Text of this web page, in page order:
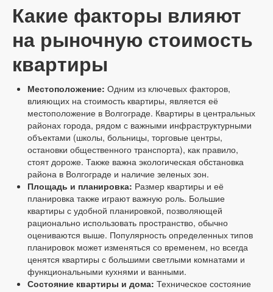
Какие факторы влияют
на рыночную стоимость
квартиры
Местоположение: Одним из ключевых факторов,
влияющих на стоимость квартиры, является её
местоположение в Волгограде. Квартиры в центральных
районах города, рядом с важными инфраструктурными
объектами (школы, больницы, торговые центры,
остановки общественного транспорта), как правило,
стоят дороже. Также важна экологическая обстановка
района в Волгограде и наличие зеленых зон.
Площадь и планировка: Размер квартиры и её
планировка также играют важную роль. Большие
квартиры с удобной планировкой, позволяющей
рационально использовать пространство, обычно
оцениваются выше. Популярность определенных типов
планировок может изменяться со временем, но всегда
ценятся квартиры с большими светлыми комнатами и
функциональными кухнями и ванными.
Состояние квартиры и дома: Техническое состояние